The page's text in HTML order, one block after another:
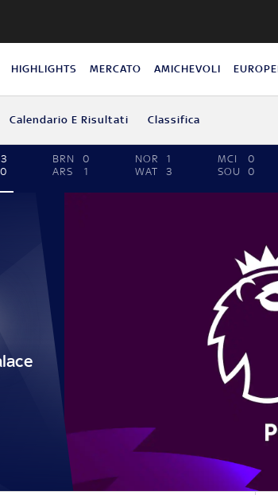
HIGHLIGHTS MERCATO AMICHEVOLI
Calendario E Risultati Classifica
3
0
BRN
0
ARS
1
NOR
1
WAT
3
MCI
0
SOU
0